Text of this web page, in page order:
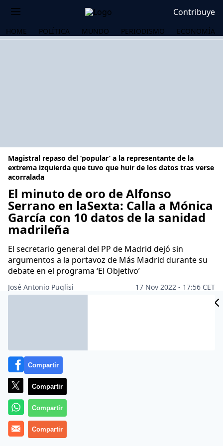
Contribuye
HOME POLÍTICA MUNDO PERIODISMO ECONOMÍA
Magistral repaso del ‘popular’ a la representante de la
extrema izquierda que tuvo que huir de los datos tras verse
acorralada
El minuto de oro de Alfonso
Serrano en laSexta: Calla a Mónica
García con 10 datos de la sanidad
madrileña
El secretario general del PP de Madrid dejó sin
argumentos a la portavoz de Más Madrid durante su
debate en el programa ‘El Objetivo’
José Antonio Puglisi
17 Nov 2022 - 17:56 CET
Compartir
Compartir
Compartir
Compartir